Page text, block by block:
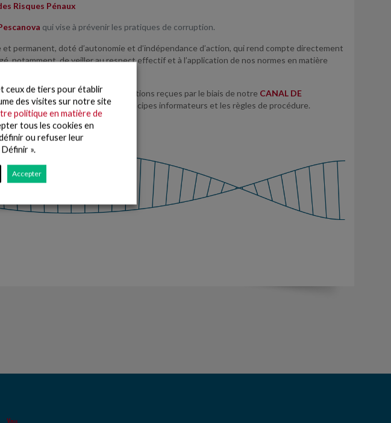
Risques Pénaux
qui vise à prévenir les pratiques de corruption.
permanent, doté d’autonomie et d’indépendance d’action, qui rend compte directement
notamment, de veiller au respect effectif et à l’application de nos normes en matière
(
et la résolution des communications reçues par le biais de notre CANAL DE
règles de fonctionnement, les principes informateurs et les règles de procédure.
ceux de tiers pour établir
des visites sur notre site
politique en matière de
tous les cookies en
ou refuser leur
».
Accepter